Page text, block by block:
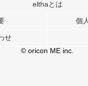
を使用して、ユーザーに合わ
ータ解析の各パートナーに提
のサービスを使用したときに
elthaとは
個
せ
© oricon ME inc.